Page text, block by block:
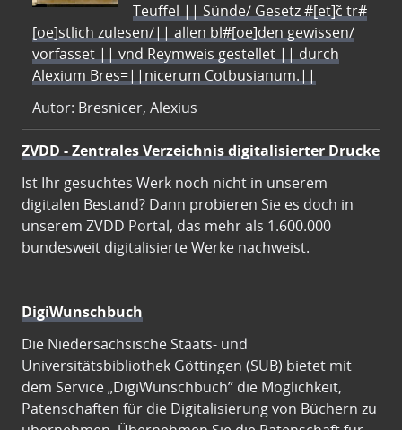
Teuffel || Sünde/ Gesetz #[et]c̃ tr#
[oe]stlich zulesen/|| allen bl#[oe]den gewissen/
vorfasset || vnd Reymweis gestellet || durch
Alexium Bres=||nicerum Cotbusianum.||
Autor: Bresnicer, Alexius
ZVDD - Zentrales Verzeichnis digitalisierter Drucke
Ist Ihr gesuchtes Werk noch nicht in unserem
digitalen Bestand? Dann probieren Sie es doch in
unserem ZVDD Portal, das mehr als 1.600.000
bundesweit digitalisierte Werke nachweist.
DigiWunschbuch
Die Niedersächsische Staats- und
Universitätsbibliothek Göttingen (SUB) bietet mit
dem Service „DigiWunschbuch” die Möglichkeit,
Patenschaften für die Digitalisierung von Büchern zu